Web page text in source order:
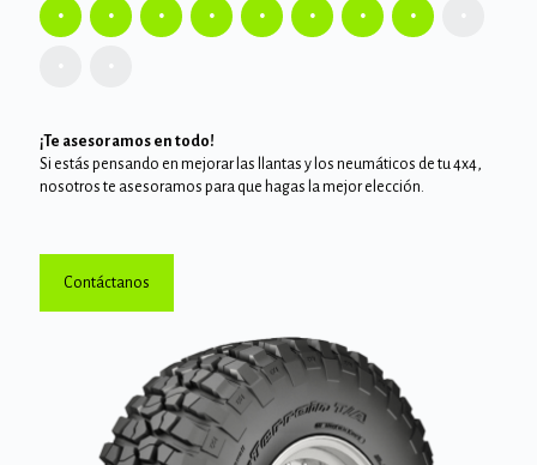
¡Te asesoramos en todo!
Si estás pensando en mejorar las llantas y los neumáticos de tu 4x4,
nosotros te asesoramos para que hagas la mejor elección.
Contáctanos